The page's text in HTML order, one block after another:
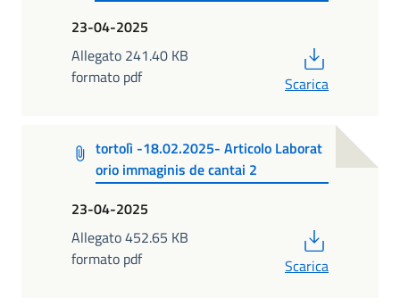
23-04-2025
Allegato 241.40 KB
formato pdf
Scarica
tortolì -18.02.2025- Articolo Laborat
orio immaginis de cantai 2
23-04-2025
Allegato 452.65 KB
formato pdf
Scarica